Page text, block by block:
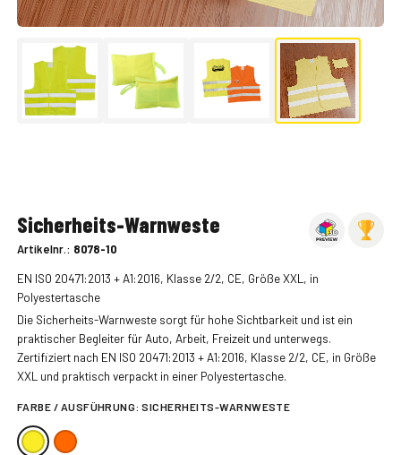
Sicherheits-Warnweste
Artikelnr.: 8078-10
EN ISO 20471:2013 + A1:2016, Klasse 2/2, CE, Größe XXL, in
Polyestertasche
Die Sicherheits-Warnweste sorgt für hohe Sichtbarkeit und ist ein
praktischer Begleiter für Auto, Arbeit, Freizeit und unterwegs.
Zertifiziert nach EN ISO 20471:2013 + A1:2016, Klasse 2/2, CE, in Größe
XXL und praktisch verpackt in einer Polyestertasche.
FARBE / AUSFÜHRUNG:SICHERHEITS-WARNWESTE